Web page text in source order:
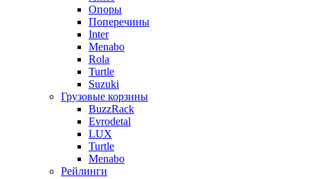
Опоры
Поперечины
Inter
Menabo
Rola
Turtle
Suzuki
Грузовые корзины
BuzzRack
Evrodetal
LUX
Turtle
Menabo
Рейлинги